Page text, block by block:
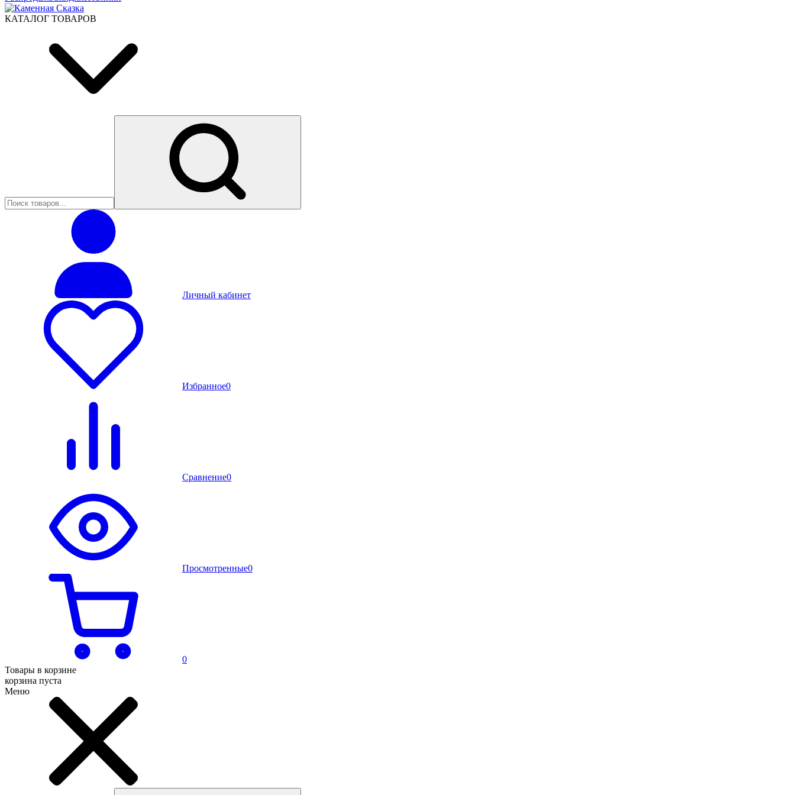
КАТАЛОГ ТОВАРОВ
Личный кабинет
Избранное0
Сравнение0
Просмотренные0
0
Товары в корзине
корзина пуста
Меню